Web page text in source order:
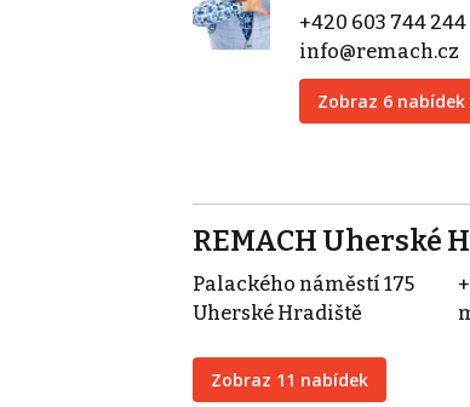
+420 603 744 244
info@remach.cz
Zobraz 6 nabídek
REMACH Uherské
Palackého náměstí 175
Uherské Hradiště
Zobraz 11 nabídek